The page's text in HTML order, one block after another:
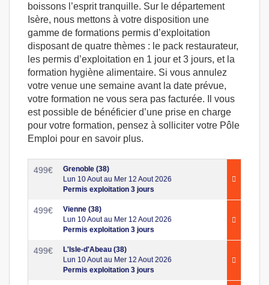
boissons l’esprit tranquille. Sur le département
Isère, nous mettons à votre disposition une
gamme de formations permis d’exploitation
disposant de quatre thèmes : le pack restaurateur,
les permis d’exploitation en 1 jour et 3 jours, et la
formation hygiène alimentaire. Si vous annulez
votre venue une semaine avant la date prévue,
votre formation ne vous sera pas facturée. Il vous
est possible de bénéficier d’une prise en charge
pour votre formation, pensez à solliciter votre Pôle
Emploi pour en savoir plus.
499€
Grenoble (38)
Lun 10 Aout au Mer 12 Aout 2026
Permis exploitation 3 jours
499€
Vienne (38)
Lun 10 Aout au Mer 12 Aout 2026
Permis exploitation 3 jours
499€
L'Isle-d'Abeau (38)
Lun 10 Aout au Mer 12 Aout 2026
Permis exploitation 3 jours